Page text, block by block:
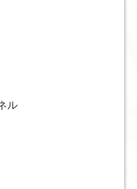
ル